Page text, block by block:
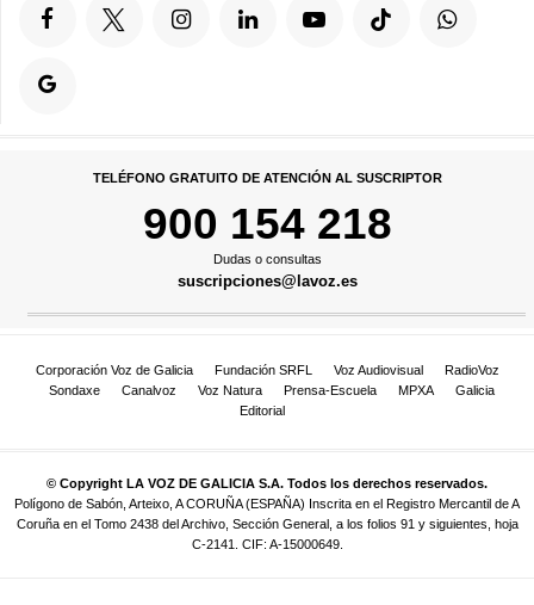
TELÉFONO GRATUITO DE ATENCIÓN AL SUSCRIPTOR
900 154 218
Dudas o consultas
suscripciones@lavoz.es
Corporación Voz de Galicia Fundación SRFL Voz Audiovisual
RadioVoz
Sondaxe
Canalvoz Voz Natura Prensa-Escuela MPXA
Galicia
Editorial
© Copyright LA VOZ DE GALICIA S.A. Todos los derechos reservados.
Polígono de Sabón, Arteixo, A CORUÑA (ESPAÑA) Inscrita en el Registro Mercantil de A
Coruña en el Tomo 2438 del Archivo, Sección General, a los folios 91 y siguientes, hoja
C-2141. CIF: A-15000649.